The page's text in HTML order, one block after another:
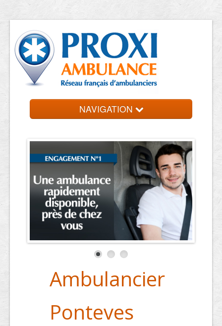
NAVIGATION
Ambulancier
Ponteves